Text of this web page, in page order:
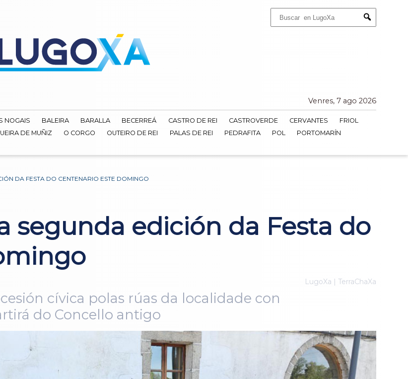
Submit
Venres, 7 ago 2026
NOGAIS BALEIRA BARALLA BECERREÁ CASTRO DE REI CASTROVERDE CERVANTES
FRIOL
DE MUÑIZ O CORGO OUTEIRO DE REI PALAS DE REI PEDRAFITA POL
PORTOMARÍN
DA FESTA DO CENTENARIO ESTE DOMINGO
segunda edición da Festa do
LugoXa | TerraChaXa
cívica polas rúas da localidade con
do Concello antigo